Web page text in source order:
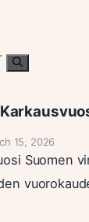
15, 2026
Suomen